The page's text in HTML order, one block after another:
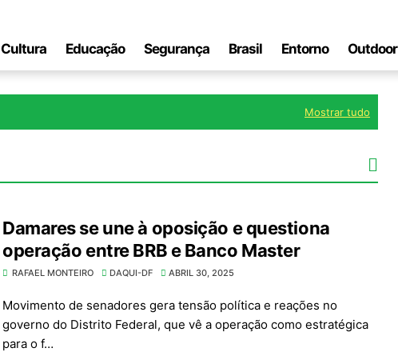
Cultura Educação Segurança Brasil Entorno Outdoor
Mostrar tudo
Damares se une à oposição e questiona
operação entre BRB e Banco Master
RAFAEL MONTEIRO DAQUI-DF ABRIL 30, 2025
Movimento de senadores gera tensão política e reações no
governo do Distrito Federal, que vê a operação como estratégica
para o f…